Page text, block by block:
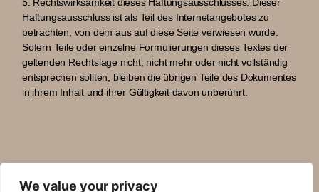
We value your privacy
Haftungsausschluss ist als Teil des Internetangebotes zu
betrachten, von dem aus auf diese Seite verwiesen wurde.
Sofern Teile oder einzelne Formulierungen dieses Textes der
geltenden Rechtslage nicht, nicht mehr oder nicht vollständig
entsprechen sollten, bleiben die übrigen Teile des Dokumentes
in ihrem Inhalt und ihrer Gültigkeit davon unberührt.